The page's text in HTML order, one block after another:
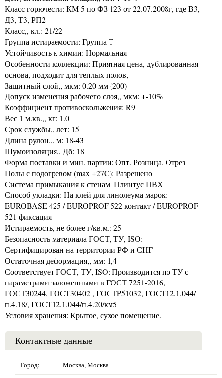
Класс горючести: КМ 5 по ФЗ 123 от 22.07.2008г, где В3,
Д3, Т3, РП2
Класс,, кл.: 21/22
Группа истираемости: Группа Т
Устойчивость к химии: Нормальная
Особенности коллекции: Приятная цена, дублированная
основа, подходит для теплых полов,
Защитный слой,, мкм: 0.20 мм (200)
Допуск изменения рабочего слоя,, мкм: +-10%
Коэффициент противоскольжения: R9
Вес 1 м.кв.,, кг: 1.0
Срок службы,, лет: 15
Длина рулон.,, м: 18-43
Шумоизоляция,, Дб: 18
Форма поставки и мин. партии: Опт. Розница. Отрез
Полы с подогревом (max +27C): Разрешено
Система примыкания к стенам: Плинтус ПВХ
Способ укладки: На клей для линолеума марок:
EUROBASE 425 / EUROPROF 522 контакт / EUROPROF
521 фиксация
Истираемость, не более г/кв.м.: 25
Безопасность материала ГОСТ, ТУ, ISO:
Сертифицирован на территории РФ и СНГ
Остаточная деформация,, мм: 1,4
Соответствует ГОСТ, ТУ, ISO: Производится по ТУ с
параметрами заложенными в ГОСТ 7251-2016,
ГОСТ30244, ГОСТ30402 , ГОСТP51032, ГОСТ12.1.044/
п.4.18/, ГОСТ12.1.044/п.4.20/км5
Условия хранения: Крытое, сухое помещение.
Контактные данные
Город: Москва, Москва